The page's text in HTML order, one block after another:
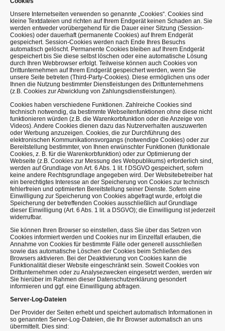
Unsere Internetseiten verwenden so genannte „Cookies“. Cookies sind
kleine Textdateien und richten auf Ihrem Endgerät keinen Schaden an. Sie
werden entweder vorübergehend für die Dauer einer Sitzung (Session-
Cookies) oder dauerhaft (permanente Cookies) auf Ihrem Endgerät
gespeichert. Session-Cookies werden nach Ende Ihres Besuchs
automatisch gelöscht. Permanente Cookies bleiben auf Ihrem Endgerät
gespeichert bis Sie diese selbst löschen oder eine automatische Lösung
durch Ihren Webbrowser erfolgt. Teilweise können auch Cookies von
Drittunternehmen auf Ihrem Endgerät gespeichert werden, wenn Sie
unsere Seite betreten (Third-Party-Cookies). Diese ermöglichen uns oder
Ihnen die Nutzung bestimmter Dienstleistungen des Drittunternehmens
(z.B. Cookies zur Abwicklung von Zahlungsdienstleistungen).
Cookies haben verschiedene Funktionen. Zahlreiche Cookies sind
technisch notwendig, da bestimmte Webseitenfunktionen ohne diese nicht
funktionieren würden (z.B. die Warenkorbfunktion oder die Anzeige von
Videos). Andere Cookies dienen dazu das Nutzerverhalten auszuwerten
oder Werbung anzuzeigen. Cookies, die zur Durchführung des
elektronischen Kommunikationsvorgangs (notwendige Cookies) oder zur
Bereitstellung bestimmter, von Ihnen erwünschter Funktionen (funktionale
Cookies, z. B. für die Warenkorbfunktion) oder zur Optimierung der
Webseite (z.B. Cookies zur Messung des Webpublikums) erforderlich sind,
werden auf Grundlage von Art. 6 Abs. 1 lit. f DSGVO gespeichert, sofern
keine andere Rechtsgrundlage angegeben wird. Der Websitebetreiber hat
ein berechtigtes Interesse an der Speicherung von Cookies zur technisch
fehlerfreien und optimierten Bereitstellung seiner Dienste. Sofern eine
Einwilligung zur Speicherung von Cookies abgefragt wurde, erfolgt die
Speicherung der betreffenden Cookies ausschließlich auf Grundlage
dieser Einwilligung (Art. 6 Abs. 1 lit. a DSGVO); die Einwilligung ist jederzeit
widerrufbar.
Sie können Ihren Browser so einstellen, dass Sie über das Setzen von
Cookies informiert werden und Cookies nur im Einzelfall erlauben, die
Annahme von Cookies für bestimmte Fälle oder generell ausschließen
sowie das automatische Löschen der Cookies beim Schließen des
Browsers aktivieren. Bei der Deaktivierung von Cookies kann die
Funktionalität dieser Website eingeschränkt sein. Soweit Cookies von
Drittunternehmen oder zu Analysezwecken eingesetzt werden, werden wir
Sie hierüber im Rahmen dieser Datenschutzerklärung gesondert
informieren und ggf. eine Einwilligung abfragen.
Server-Log-Dateien
Der Provider der Seiten erhebt und speichert automatisch Informationen in
so genannten Server-Log-Dateien, die Ihr Browser automatisch an uns
übermittelt. Dies sind: